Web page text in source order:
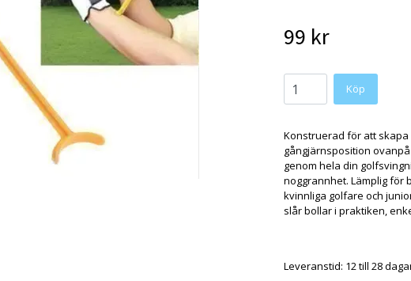
99 kr
Konstruerad för att
gångjärnsposition
genom hela din
noggrannhet. Lämplig för
kvinnliga golfare och
slår bollar i praktiken,
Leveranstid: 12 till 28